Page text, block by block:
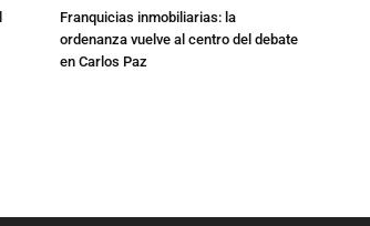
Franquicias inmobiliarias: la
ordenanza vuelve al centro del debate
en Carlos Paz